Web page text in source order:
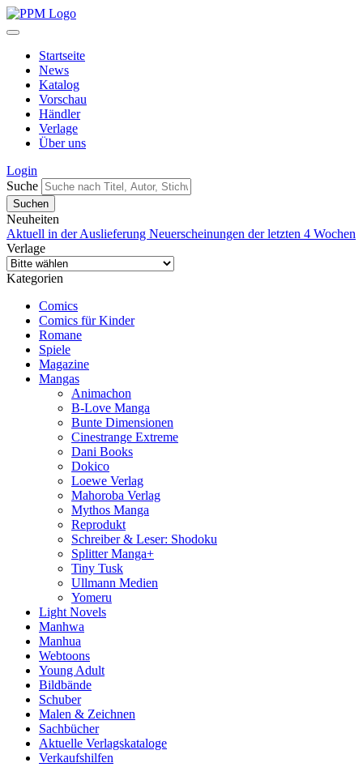
Startseite
News
Katalog
Vorschau
Händler
Verlage
Über uns
Login
Suche
Neuheiten
Aktuell in der Auslieferung Neuerscheinungen der letzten 4 Wochen
Verlage
Kategorien
Comics
Comics für Kinder
Romane
Spiele
Magazine
Mangas
Animachon
B-Love Manga
Bunte Dimensionen
Cinestrange Extreme
Dani Books
Dokico
Loewe Verlag
Mahoroba Verlag
Mythos Manga
Reprodukt
Schreiber & Leser: Shodoku
Splitter Manga+
Tiny Tusk
Ullmann Medien
Yomeru
Light Novels
Manhwa
Manhua
Webtoons
Young Adult
Bildbände
Schuber
Malen & Zeichnen
Sachbücher
Aktuelle Verlagskataloge
Verkaufshilfen